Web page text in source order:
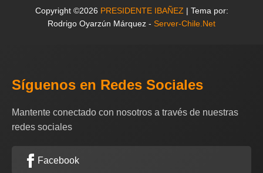
Copyright ©2026 PRESIDENTE IBAÑEZ | Tema por:
Rodrigo Oyarzún Márquez - Server-Chile.Net
Síguenos en Redes Sociales
Mantente conectado con nosotros a través de nuestras
redes sociales
Facebook